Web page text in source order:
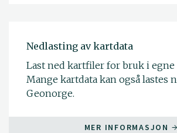
Nedlasting av kartdata
Last ned kartfiler for bruk i egne
Mange kartdata kan også lastes
Geonorge.
MER INFORMASJON